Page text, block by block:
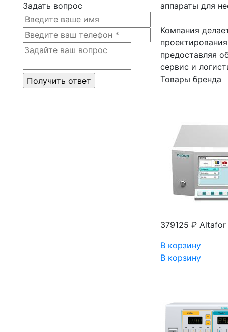
Задать вопрос
аппараты для
Компания
предоставляя
сервис и
Товары бренда
379125 ₽ Altafor
В корзину
В корзину